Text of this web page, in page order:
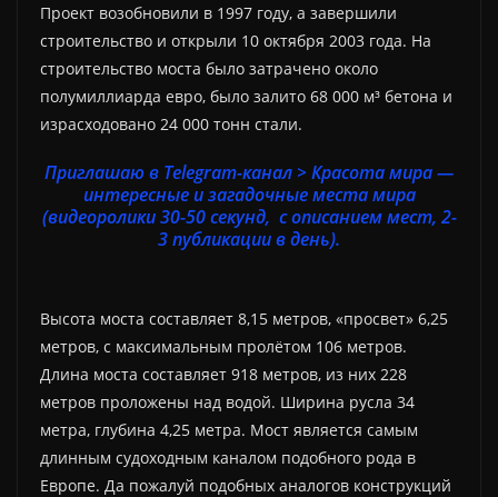
Проект возобновили в 1997 году, а завершили
строительство и открыли 10 октября 2003 года. На
строительство моста было затрачено около
полумиллиарда евро, было залито 68 000 м³ бетона и
израсходовано 24 000 тонн стали.
Приглашаю в Telegram-канал > Красота мира —
интересные и загадочные места мира
(видеоролики 30-50 секунд, с описанием мест, 2-
3 публикации в день).
Высота моста составляет 8,15 метров, «просвет» 6,25
метров, с максимальным пролётом 106 метров.
Длина моста составляет 918 метров, из них 228
метров проложены над водой. Ширина русла 34
метра, глубина 4,25 метра. Мост является самым
длинным судоходным каналом подобного рода в
Европе. Да пожалуй подобных аналогов конструкций